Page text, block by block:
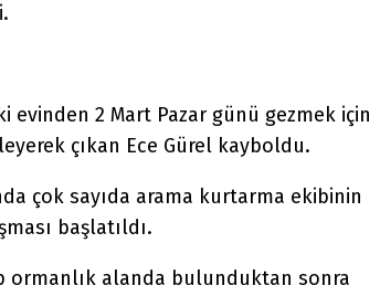
evinden 2 Mart Pazar günü gezmek için
çıkan Ece Gürel kayboldu.
çok sayıda arama kurtarma ekibinin
başlatıldı.
ormanlık alanda bulunduktan sonra